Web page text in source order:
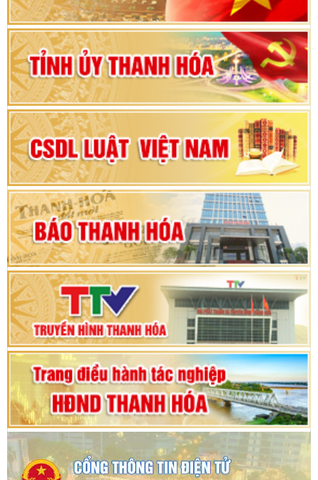
Bộ Chính trị duyệt nội dung Đại hội đại biểu
Đảng bộ tỉnh Thanh Hóa lần thứ XX, nhiệm kỳ
2025 - 2030
Đại hội đại biểu Đảng bộ xã Yên Thọ lần thứ I,
nhiệm kỳ 2025 – 2030
Đại hội Đảng bộ xã Yên Ninh lần thứ nhất,
nhiệm kỳ 2025 - 2030
Khai mạc Kỳ họp bất thường lần thứ 9, Quốc
hội khóa XV
Phiên thảo luận Kỳ họp thứ 24, HĐND tỉnh
Thanh Hóa khóa XVIII, nhiệm kỳ 2021 - 2026
Bế mạc Kỳ họp thứ hai bốn, Hội đồng nhân dân
tỉnh khoá XVIII